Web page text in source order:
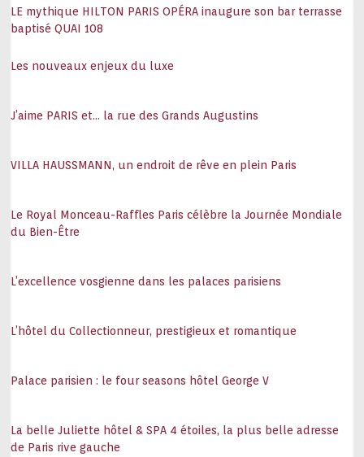
LE mythique HILTON PARIS OPÉRA inaugure son bar terrasse
baptisé QUAI 108
Les nouveaux enjeux du luxe
J’aime PARIS et… la rue des Grands Augustins
VILLA HAUSSMANN, un endroit de rêve en plein Paris
Le Royal Monceau-Raffles Paris célèbre la Journée Mondiale
du Bien-Être
L’excellence vosgienne dans les palaces parisiens
L’hôtel du Collectionneur, prestigieux et romantique
Palace parisien : le four seasons hôtel George V
La belle Juliette hôtel & SPA 4 étoiles, la plus belle adresse
de Paris rive gauche